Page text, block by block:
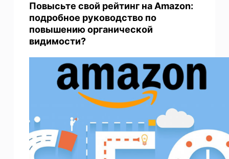
Повысьте свой рейтинг на Amazon:
подробное руководство по
повышению органической
видимости?